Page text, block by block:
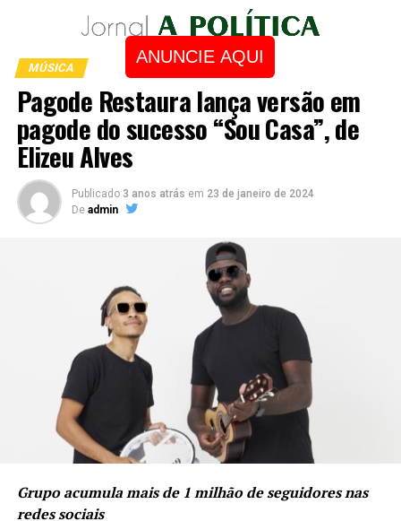
ANUNCIE AQUI
MÚSICA
Pagode Restaura lança versão em
pagode do sucesso “Sou Casa”, de
Elizeu Alves
Publicado 3 anos atrás em 23 de janeiro de 2024
De admin
Grupo acumula mais de 1 milhão de seguidores nas
redes sociais